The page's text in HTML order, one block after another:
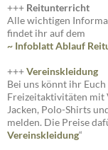
+++ Reitunterricht
Alle wichtigen
findet ihr auf dem
~ Infoblatt Ablauf
+++Vereinskleidung
Bei uns könnt ihr
Freizeitaktivitäten mit
Jacken, Polo-Shirts
melden. Die Preise
Vereinskleidung“